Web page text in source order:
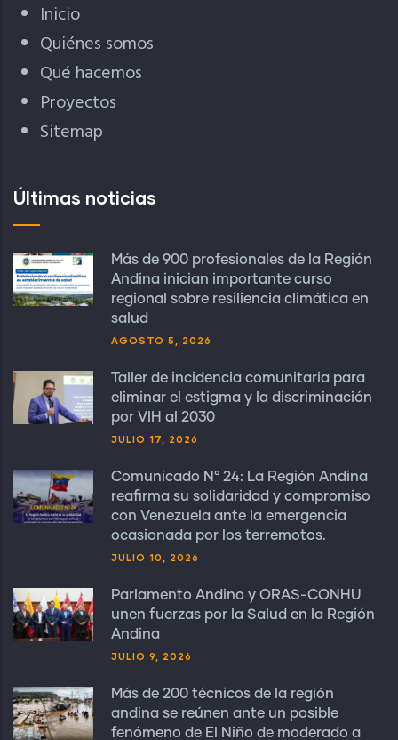
Inicio
Quiénes somos
Qué hacemos
Proyectos
Sitemap
Últimas noticias
Más de 900 profesionales de la Región
Andina inician importante curso
regional sobre resiliencia climática en
salud
AGOSTO 5, 2026
Taller de incidencia comunitaria para
eliminar el estigma y la discriminación
por VIH al 2030
JULIO 17, 2026
Comunicado N° 24: La Región Andina
reafirma su solidaridad y compromiso
con Venezuela ante la emergencia
ocasionada por los terremotos.
JULIO 10, 2026
Parlamento Andino y ORAS-CONHU
unen fuerzas por la Salud en la Región
Andina
JULIO 9, 2026
Más de 200 técnicos de la región
andina se reúnen ante un posible
fenómeno de El Niño de moderado a